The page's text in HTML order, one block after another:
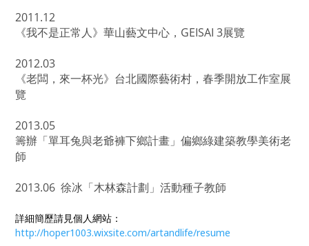
2011.12
《我不是正常人》華山藝文中心，GEISAI 3展覽
2012.03
《老闆，來一杯光》台北國際藝術村，春季開放工作室展
覽
2013.05
籌辦「單耳兔與老爺褲下鄉計畫」偏鄉綠建築教學美術老
師
2013.06 徐冰「木林森計劃」活動種子教師
詳細簡歷請見個人網站：
http://hoper1003.wixsite.com/artandlife/resume